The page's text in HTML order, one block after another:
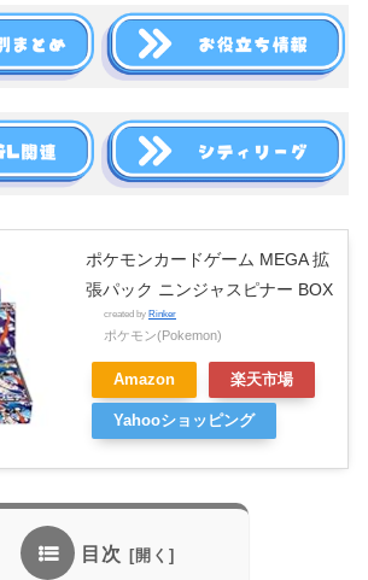
ポケモンカードゲーム MEGA 拡
張パック ニンジャスピナー BOX
created by Rinker
ポケモン(Pokemon)
Amazon 楽天市場
Yahooショッピング
目次